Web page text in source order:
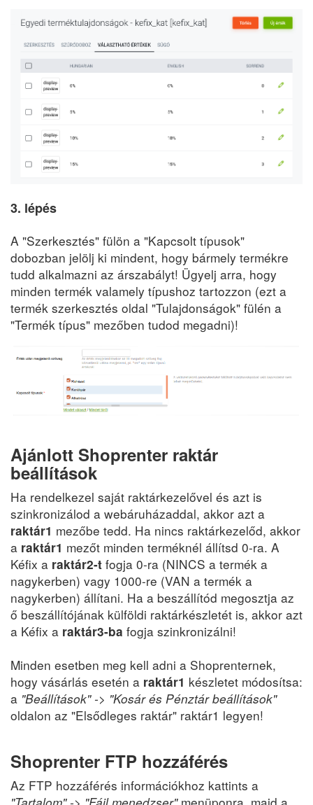
3. lépés
A "Szerkesztés" fülön a "Kapcsolt típusok"
dobozban jelölj ki mindent, hogy bármely termékre
tudd alkalmazni az árszabályt! Ügyelj arra, hogy
minden termék valamely típushoz tartozzon (ezt a
termék szerkesztés oldal "Tulajdonságok" fülén a
"Termék típus" mezőben tudod megadni)!
Ajánlott Shoprenter raktár
beállítások
Ha rendelkezel saját raktárkezelővel és azt is
szinkronizálod a webáruházaddal, akkor azt a
raktár1 mezőbe tedd. Ha nincs raktárkezelőd, akkor
a raktár1 mezőt minden terméknél állítsd 0-ra. A
Kéfix a raktár2-t fogja 0-ra (NINCS a termék a
nagykerben) vagy 1000-re (VAN a termék a
nagykerben) állítani. Ha a beszállítód megosztja az
ő beszállítójának külföldi raktárkészletét is, akkor azt
a Kéfix a raktár3-ba fogja szinkronizálni!
Minden esetben meg kell adni a Shoprenternek,
hogy vásárlás esetén a raktár1 készletet módosítsa:
a "Beállítások" -> "Kosár és Pénztár beállítások"
oldalon az "Elsődleges raktár" raktár1 legyen!
Shoprenter FTP hozzáférés
Az FTP hozzáférés információkhoz kattints a